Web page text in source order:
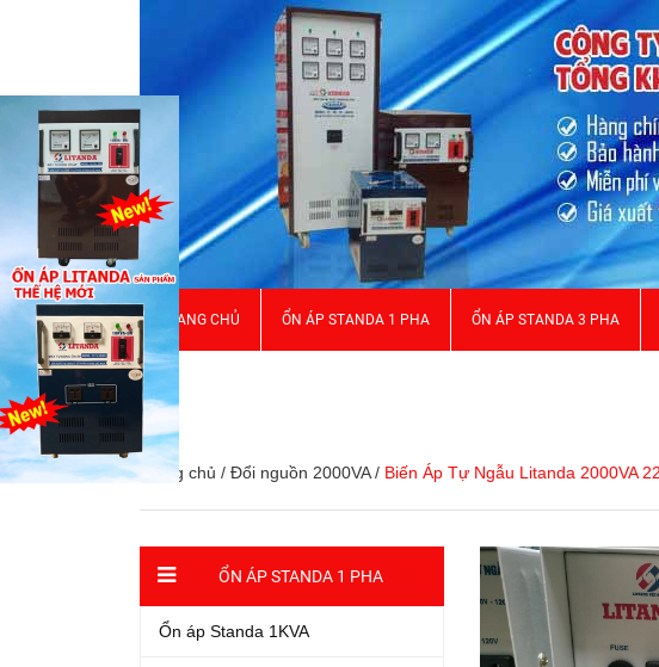
TRANG CHỦ ỔN ÁP STANDA 1 PHA ỔN ÁP STANDA 3 PHA
Trang chủ / Đổi nguồn 2000VA / Biến Áp Tự Ngẫu Litanda 2000VA
ỔN ÁP STANDA 1 PHA
Ổn áp Standa 1KVA